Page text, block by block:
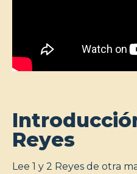
Reyes
Lee 1 y 2 Reyes de otra